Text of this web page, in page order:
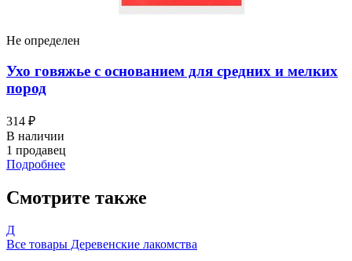
Не определен
Ухо говяжье с основанием для средних и мелких
пород
314 ₽
В наличии
1 продавец
Подробнее
Смотрите также
Д
Все товары Деревенские лакомства